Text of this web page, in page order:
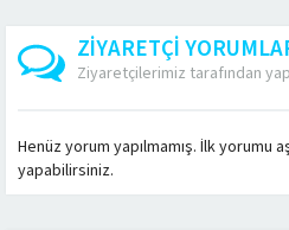
ihtiyaçlarınıza...
ZİYARETÇİ
Ziyaretçilerimiz tarafından
Henüz yorum yapılmamış. İlk yorumu
yapabilirsiniz.